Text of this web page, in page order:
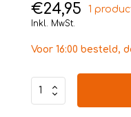
€24,95 1
Inkl. MwSt.
Voor 16:00 besteld,